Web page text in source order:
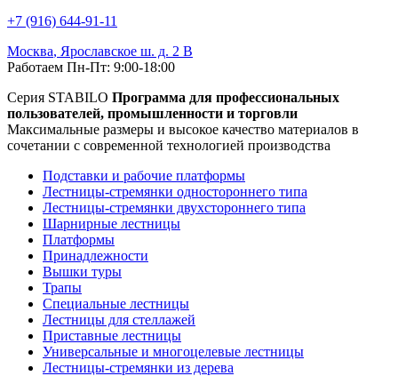
+7 (916) 644-91-11
Москва, Ярославское ш. д. 2 В
Работаем Пн-Пт: 9:00-18:00
Серия STABILO Программа для профессиональных
пользователей, промышленности и торговли
Максимальные размеры и высокое качество материалов в
сочетании с современной технологией производства
Подставки и рабочие платформы
Лестницы-стремянки одностороннего типа
Лестницы-стремянки двухстороннего типа
Шарнирные лестницы
Платформы
Принадлежности
Вышки туры
Трапы
Специальные лестницы
Лестницы для стеллажей
Приставные лестницы
Универсальные и многоцелевые лестницы
Лестницы-стремянки из дерева